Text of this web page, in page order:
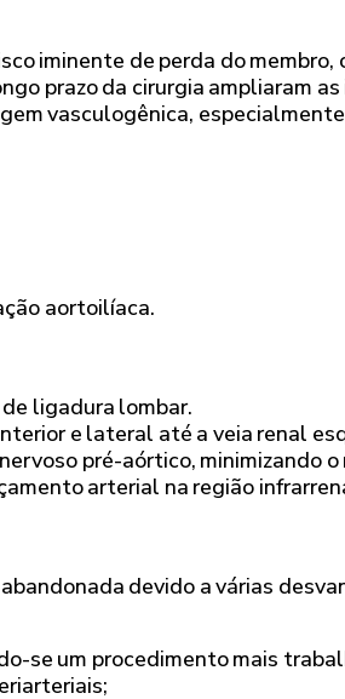
iminente de perda do
prazo da cirurgia ampliaram
vasculogênica,
aortoilíaca.
ligadura lombar.
e lateral até a veia renal
pré-aórtico, minimizando
arterial na região
devido a várias
se um procedimento mais